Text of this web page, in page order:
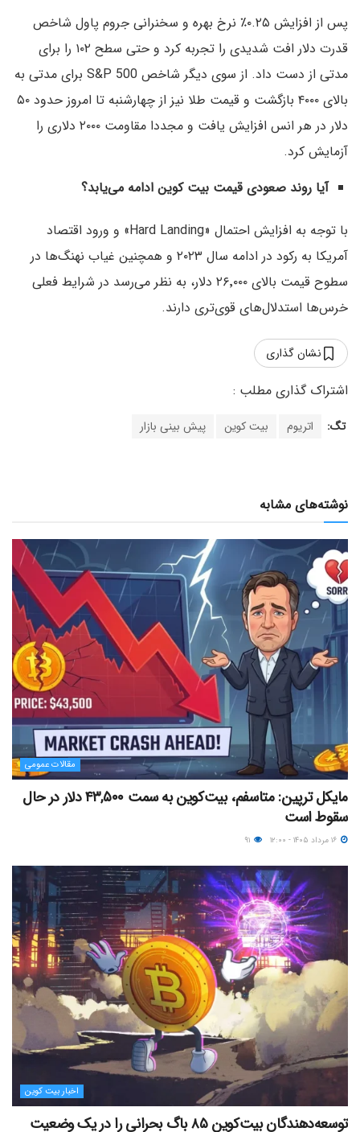
پس از افزایش ۰.۲۵٪ نرخ بهره و سخنرانی جروم پاول شاخص
قدرت دلار افت شدیدی را تجربه کرد و حتی سطح ۱۰۲ را برای
مدتی از دست داد. از سوی دیگر شاخص S&P 500 برای مدتی به
بالای ۴۰۰۰ بازگشت و قیمت طلا نیز از چهارشنبه تا امروز حدود ۵۰
دلار در هر انس افزایش یافت و مجددا مقاومت ۲۰۰۰ دلاری را
آزمایش کرد.
آیا روند صعودی قیمت بیت کوین ادامه می‌یابد؟
با توجه به افزایش احتمال «Hard Landing» و ورود اقتصاد
آمریکا به رکود در ادامه سال ۲۰۲۳ و همچنین غیاب نهنگ‌ها در
سطوح قیمت بالای ۲۶٬۰۰۰ دلار، به نظر می‌رسد در شرایط فعلی
خرس‌ها استدلال‌های قوی‌تری دارند.
نشان گذاری
تگ: اتریوم بیت کوین پیش بینی بازار
نوشته‌های مشابه
مقالات عمومی
مایکل ترپین: متاسفم، بیت‌کوین به سمت ۴۳,۵۰۰ دلار در حال
سقوط است
اخبار بیت کوین
توسعه‌دهندگان بیت‌کوین ۸۵ باگ بحرانی را در یک وضعیت